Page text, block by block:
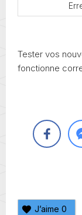
Tester vos
fonctionne
J’aime 0